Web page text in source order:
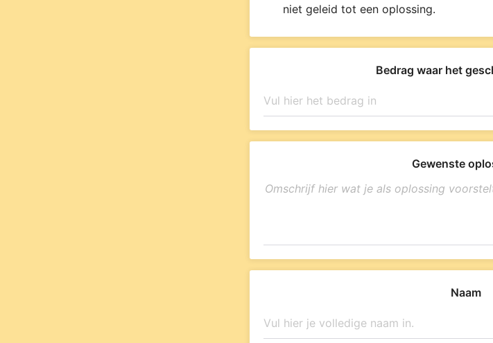
niet geleid tot een oplossing.
Bedrag waar het
Gewenste
Naam